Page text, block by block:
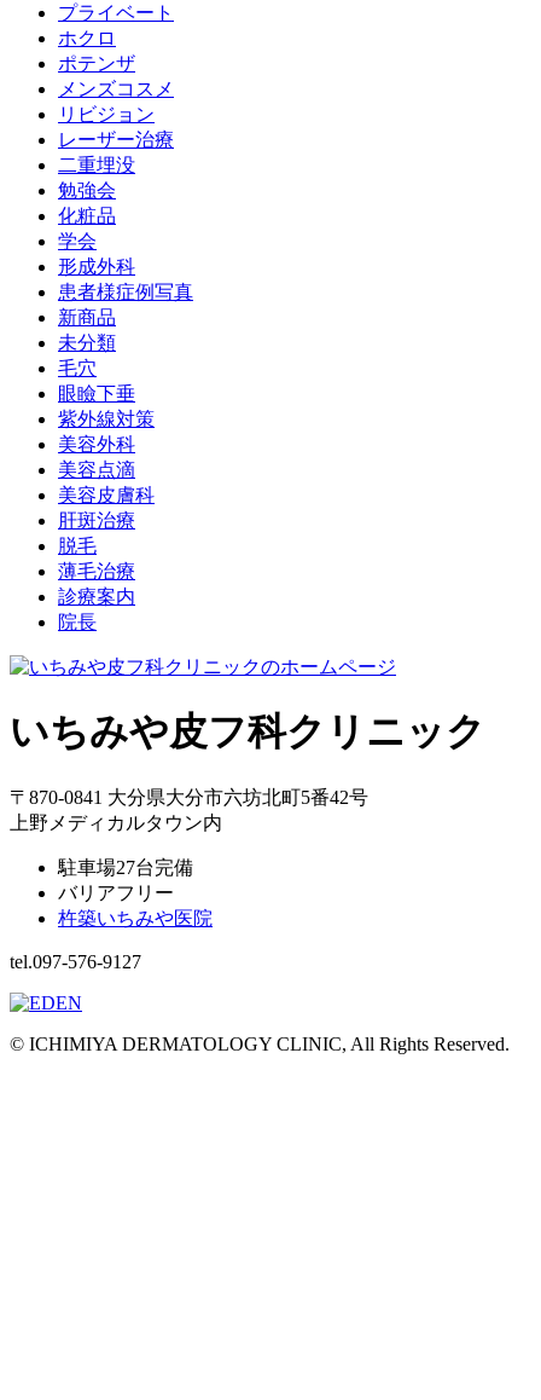
プライベート
ホクロ
ポテンザ
メンズコスメ
リビジョン
レーザー治療
二重埋没
勉強会
化粧品
学会
形成外科
患者様症例写真
新商品
未分類
毛穴
眼瞼下垂
紫外線対策
美容外科
美容点滴
美容皮膚科
肝斑治療
脱毛
薄毛治療
診療案内
院長
いちみや皮フ科クリニック
〒870-0841 大分県大分市六坊北町5番42号
上野メディカルタウン内
駐車場27台完備
バリアフリー
杵築いちみや医院
tel.097-576-9127
© ICHIMIYA DERMATOLOGY CLINIC, All Rights Reserved.